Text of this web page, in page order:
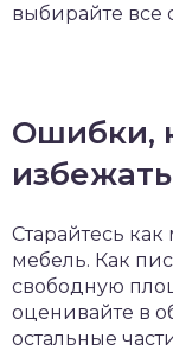
выбирайте все
Ошибки,
избежать
Старайтесь
мебель. Как
свободную
оценивайте в
остальные